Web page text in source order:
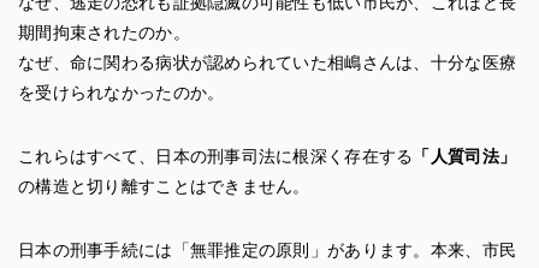
期間拘束されたのか。
なぜ、命に関わる病状が認められていた相嶋さんは、十分な医療
を受けられなかったのか。
これらはすべて、日本の刑事司法に根深く存在する 「人質司法」
の構造と切り離すことはできません。
日本の刑事手続には「無罪推定の原則」があります。本来、市民